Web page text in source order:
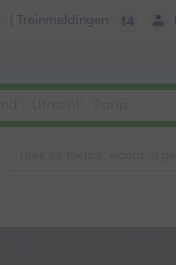
| Treinmeldingen 14